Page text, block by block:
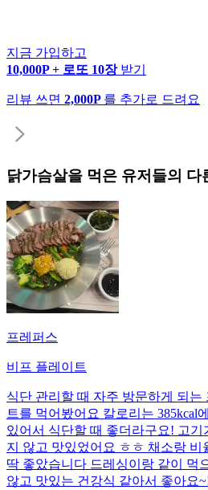
지금 가입하고
10,000P + 로또 10장 받기
리뷰 쓰면 2,000P 를 추가로 드려요
닭가슴살을 먹은 유저들의 다
프레퍼스
비프 플레이트
식단 관리할 때 자주 방문하게 되는
트를 먹어봤어요 칼로리는 385kcal
있어서 식단할 때 좋더라구요! 고기
지 않고 맛있었어요 ㅎㅎ 채소랑 비
딱 좋았습니다 드레싱이랑 같이 먹
않고 맛있는 건강식 같아서 좋아요